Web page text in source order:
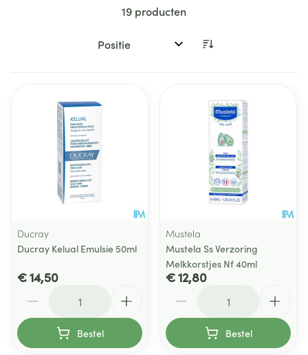
19 producten
Sorteer op:
Ducray
Ducray Kelual Emulsie 50ml
€ 14,50
Bestel
Mustela
Mustela Ss Verzoring
Melkkorstjes Nf 40ml
€ 12,80
Bestel